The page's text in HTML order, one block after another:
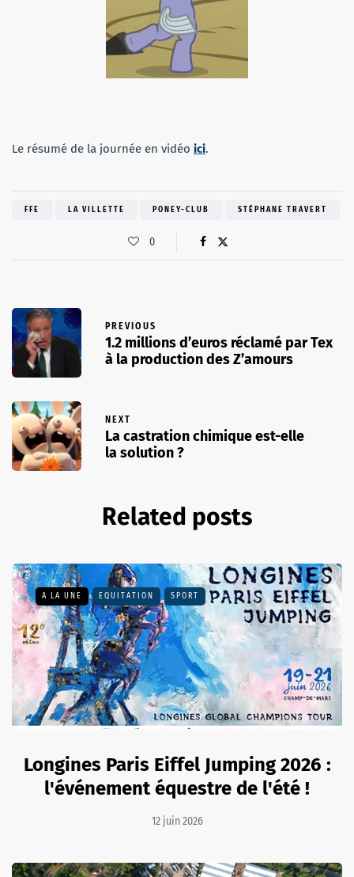
Le résumé de la journée en vidéo ici.
FFE LA VILLETTE PONEY-CLUB STÉPHANE TRAVERT
0
PREVIOUS
1.2 millions d’euros réclamé par Tex
à la production des Z’amours
NEXT
La castration chimique est-elle
la solution ?
Related posts
A LA UNE EQUITATION SPORT
Longines Paris Eiffel Jumping 2026 :
l'événement équestre de l'été !
12 juin 2026